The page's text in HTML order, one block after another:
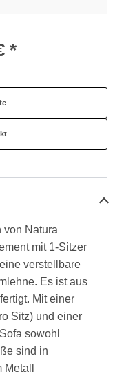
*
von Natura
mit 1-Sitzer
verstellbare
Es ist aus
Mit einer
Sitz) und einer
sowohl
sind in